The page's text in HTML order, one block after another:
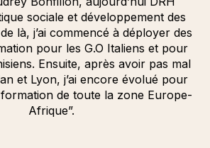
sociale et développement des
là, j’ai commencé à déployer des
pour les G.O Italiens et pour
Ensuite, après avoir pas mal
et Lyon, j’ai encore évolué pour
formation de toute la zone Europe-
Afrique”.